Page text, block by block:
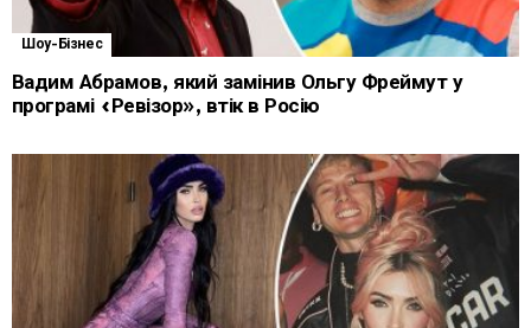
Шоу-Бізнес
Вадим Абрамов, який замінив Ольгу Фреймут у
програмі «Ревізор», втік в Росію